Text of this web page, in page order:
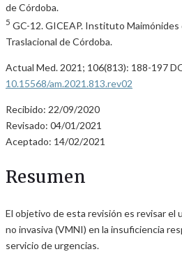
de Córdoba.
5 GC-12. GICEAP. Instituto
Traslacional de Córdoba.
Actual Med. 2021; 106(813): 188-197
10.15568/am.2021.813.rev02
Recibido: 22/09/2020
Revisado: 04/01/2021
Aceptado: 14/02/2021
Resumen
El objetivo de esta revisión es revisar el
no invasiva (VMNI) en la insuficiencia
servicio de urgencias.